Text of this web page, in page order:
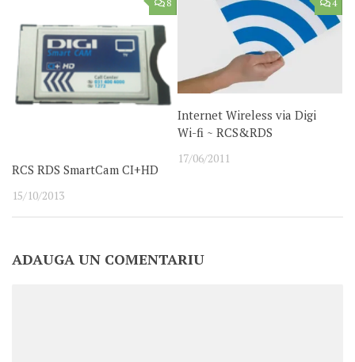
8
RCS RDS SmartCam CI+HD
15/10/2013
4
Internet Wireless via Digi
Wi-fi ~ RCS&RDS
17/06/2011
ADAUGA UN COMENTARIU